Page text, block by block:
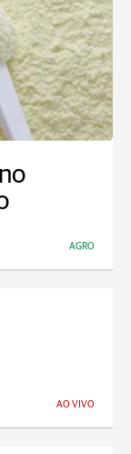
AGRO
AO VIVO